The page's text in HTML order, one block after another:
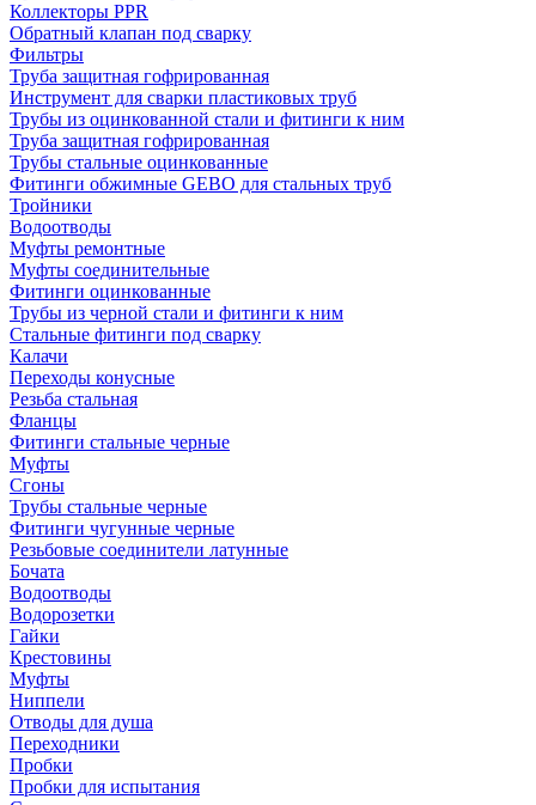
Коллекторы PPR
Обратный клапан под сварку
Фильтры
Труба защитная гофрированная
Инструмент для сварки пластиковых труб
Трубы из оцинкованной стали и фитинги к ним
Труба защитная гофрированная
Трубы стальные оцинкованные
Фитинги обжимные GEBO для стальных труб
Тройники
Водоотводы
Муфты ремонтные
Муфты соединительные
Фитинги оцинкованные
Трубы из черной стали и фитинги к ним
Стальные фитинги под сварку
Калачи
Переходы конусные
Резьба стальная
Фланцы
Фитинги стальные черные
Муфты
Сгоны
Трубы стальные черные
Фитинги чугунные черные
Резьбовые соединители латунные
Бочата
Водоотводы
Водорозетки
Гайки
Крестовины
Муфты
Ниппели
Отводы для душа
Переходники
Пробки
Пробки для испытания